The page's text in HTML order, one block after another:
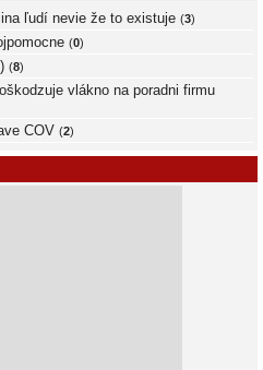
ľudí nevie že to existuje (3)
(0)
(8)
vlákno na poradni firmu
COV (2)